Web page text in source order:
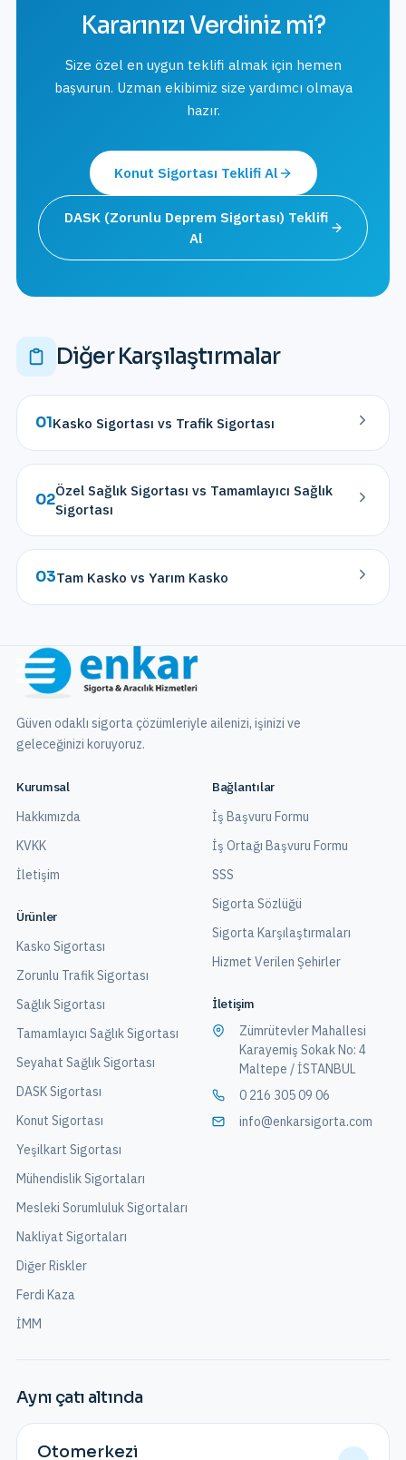
Kararınızı Verdiniz mi?
Size özel en uygun teklifi almak için hemen
başvurun. Uzman ekibimiz size yardımcı olmaya
hazır.
Konut Sigortası Teklifi Al
DASK (Zorunlu Deprem Sigortası) Teklifi
Al
Diğer Karşılaştırmalar
01Kasko Sigortası vs Trafik Sigortası
02Özel Sağlık Sigortası vs Tamamlayıcı Sağlık
Sigortası
03Tam Kasko vs Yarım Kasko
Güven odaklı sigorta çözümleriyle ailenizi, işinizi ve
geleceğinizi koruyoruz.
Kurumsal
Hakkımızda
KVKK
İletişim
Ürünler
Kasko Sigortası
Zorunlu Trafik Sigortası
Sağlık Sigortası
Tamamlayıcı Sağlık Sigortası
Seyahat Sağlık Sigortası
DASK Sigortası
Konut Sigortası
Yeşilkart Sigortası
Mühendislik Sigortaları
Mesleki Sorumluluk Sigortaları
Nakliyat Sigortaları
Diğer Riskler
Ferdi Kaza
İMM
Bağlantılar
İş Başvuru Formu
İş Ortağı Başvuru Formu
SSS
Sigorta Sözlüğü
Sigorta Karşılaştırmaları
Hizmet Verilen Şehirler
İletişim
Zümrütevler Mahallesi
Karayemiş Sokak No: 4
Maltepe / İSTANBUL
0 216 305 09 06
info@enkarsigorta.com
Aynı çatı altında
Otomerkezi